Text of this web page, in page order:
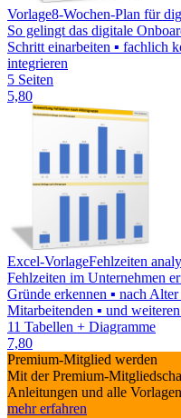
Vorlage8-Wochen-Plan für
So gelingt das digitale
Schritt einarbeiten ▪ fachlich
integrieren
5 Seiten
5,80
Excel-VorlageFehlzeiten
Fehlzeiten im Unternehmen
Gründe erkennen ▪ nach
Mitarbeitenden ▪ und
11 Tabellen + Diagramme
7,80
Premium-Mitglied werden
Mit der Premium-
Anleitungen und alle
mehr erfahren